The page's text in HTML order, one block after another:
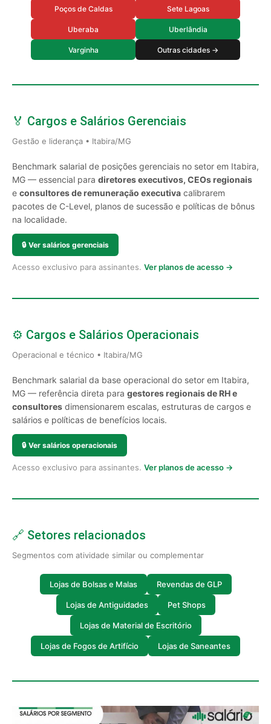
Poços de Caldas Sete Lagoas
Uberaba Uberlândia
Varginha Outras cidades →
🏅 Cargos e Salários Gerenciais
Gestão e liderança • Itabira/MG
Benchmark salarial de posições gerenciais no setor em Itabira,
MG — essencial para diretores executivos, CEOs regionais
e consultores de remuneração executiva calibrarem
pacotes de C-Level, planos de sucessão e políticas de bônus
na localidade.
🔒 Ver salários gerenciais
Acesso exclusivo para assinantes. Ver planos de acesso →
⚙️ Cargos e Salários Operacionais
Operacional e técnico • Itabira/MG
Benchmark salarial da base operacional do setor em Itabira,
MG — referência direta para gestores regionais de RH e
consultores dimensionarem escalas, estruturas de cargos e
salários e políticas de benefícios locais.
🔒 Ver salários operacionais
Acesso exclusivo para assinantes. Ver planos de acesso →
🔗 Setores relacionados
Segmentos com atividade similar ou complementar
Lojas de Bolsas e Malas Revendas de GLP
Lojas de Antiguidades Pet Shops
Lojas de Material de Escritório
Lojas de Fogos de Artifício Lojas de Saneantes